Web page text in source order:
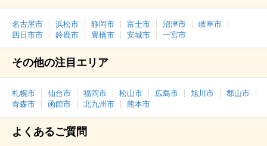
名古屋市 浜松市 静岡市 富士市 沼津市
岐阜市
四日市市
鈴鹿市 豊橋市 安城市 一宮市
その他の注目エリア
札幌市 仙台市 福岡市 松山市 広島市 旭川市
郡山市
青森市
函館市 北九州市 熊本市
よくあるご質問